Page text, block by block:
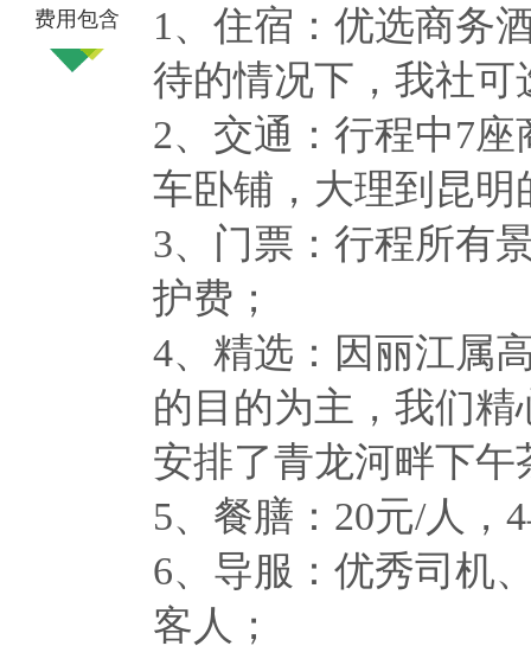
费用包含
1、住宿：优选商务
待的情况下，我社
2、交通：行程中7
车卧铺，大理到昆
3、门票：行程所有
护费；
4、精选：因丽江属
的目的为主，我们
安排了青龙河畔下午
5、餐膳：20元/人，
6、导服：优秀司机
客人；